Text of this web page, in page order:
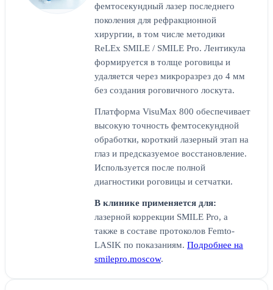
фемтосекундный лазер последнего
поколения для рефракционной
хирургии, в том числе методики
ReLEx SMILE / SMILE Pro. Лентикула
формируется в толще роговицы и
удаляется через микроразрез до 4 мм
без создания роговичного лоскута.
Платформа VisuMax 800 обеспечивает
высокую точность фемтосекундной
обработки, короткий лазерный этап на
глаз и предсказуемое восстановление.
Используется после полной
диагностики роговицы и сетчатки.
В клинике применяется для:
лазерной коррекции SMILE Pro, а
также в составе протоколов Femto-
LASIK по показаниям. Подробнее на
smilepro.moscow.